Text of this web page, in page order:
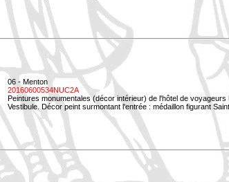
06 - Menton
20160600534NUC2A
Peintures monumentales (décor intérieur) de l'hôtel de voyageurs
Vestibule. Décor peint surmontant l'entrée : médaillon figurant